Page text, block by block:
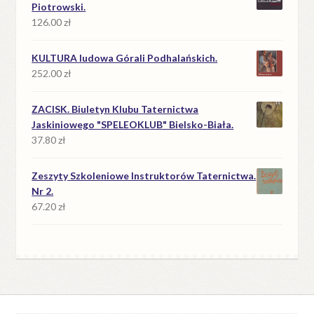
Piotrowski.
126.00zł
KULTURA ludowa Górali Podhalańskich.
252.00zł
ZACISK. Biuletyn Klubu Taternictwa
Jaskiniowego "SPELEOKLUB" Bielsko-Biała.
37.80zł
Zeszyty Szkoleniowe Instruktorów Taternictwa.
Nr 2.
67.20zł